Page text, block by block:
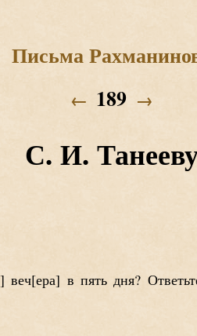
Письма
← 189 →
С. И.
веч ера
в пять дня?